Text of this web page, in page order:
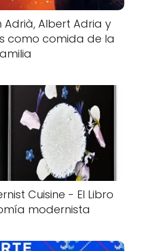
Adrià, Albert Adria y
como comida de la
Cuisine - El Libro
modernista